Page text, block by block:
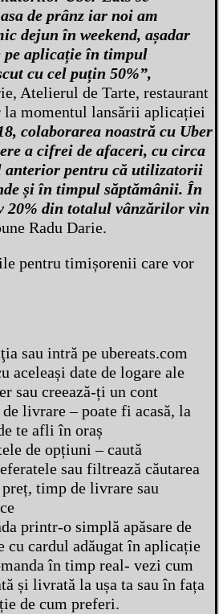
de prânz iar noi am
dejun în weekend, așadar
pe aplicație în timpul
cu cel puțin 50%”,
Atelierul de Tarte, restaurant
la momentul lansării aplicației
colaborarea noastră cu Uber
a cifrei de afaceri, cu circa
anterior pentru că utilizatorii
și în timpul săptămânii. În
20% din totalul vânzărilor vin
Radu Darie.
pentru timișorenii care vor
sau intră pe ubereats.com
aceleași date de logare ale
sau creează-ți un cont
livrare – poate fi acasă, la
te afli în oraș
de opțiuni – caută
sau filtrează căutarea
timp de livrare sau
printr-o simplă apăsare de
cu cardul adăugat în aplicație
în timp real- vezi cum
și livrată la ușa ta sau în fața
de cum preferi.